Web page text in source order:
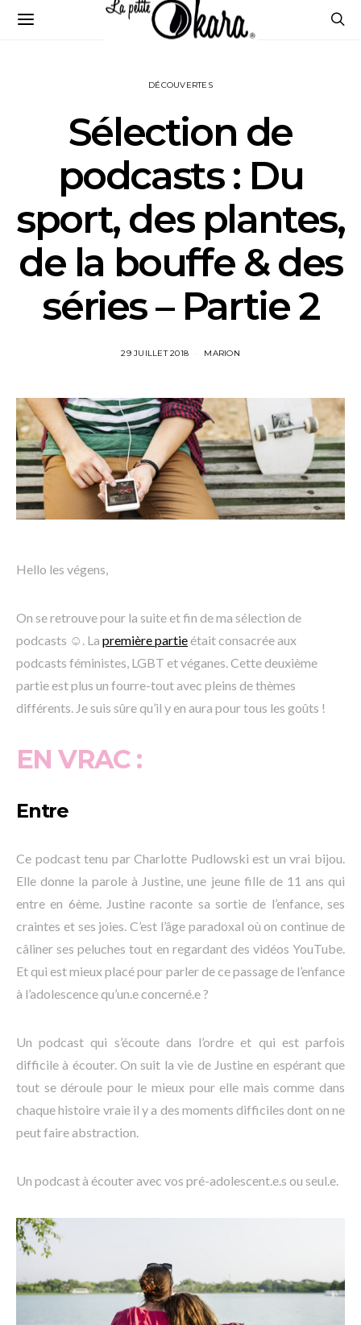
DÉCOUVERTES
Sélection de
podcasts : Du
sport, des plantes,
de la bouffe & des
séries – Partie 2
29 JUILLET 2018 MARION
Hello les végens,
On se retrouve pour la suite et fin de ma sélection de
podcasts ☺. La première partieétait consacrée aux
podcasts féministes, LGBT et véganes. Cette deuxième
partie est plus un fourre-tout avec pleins de thèmes
différents. Je suis sûre qu’il y en aura pour tous les goûts !
EN VRAC :
Entre
Ce podcast tenu par Charlotte Pudlowski est un vrai bijou.
Elle donne la parole à Justine, une jeune fille de 11 ans qui
entre en 6ème. Justine raconte sa sortie de l’enfance, ses
craintes et ses joies. C’est l’âge paradoxal où on continue de
câliner ses peluches tout en regardant des vidéos YouTube.
Et qui est mieux placé pour parler de ce passage de l’enfance
à l’adolescence qu’un.e concerné.e ?
Un podcast qui s’écoute dans l’ordre et qui est parfois
difficile à écouter. On suit la vie de Justine en espérant que
tout se déroule pour le mieux pour elle mais comme dans
chaque histoire vraie il y a des moments difficiles dont on ne
peut faire abstraction.
Un podcast à écouter avec vos pré-adolescent.e.s ou seul.e.